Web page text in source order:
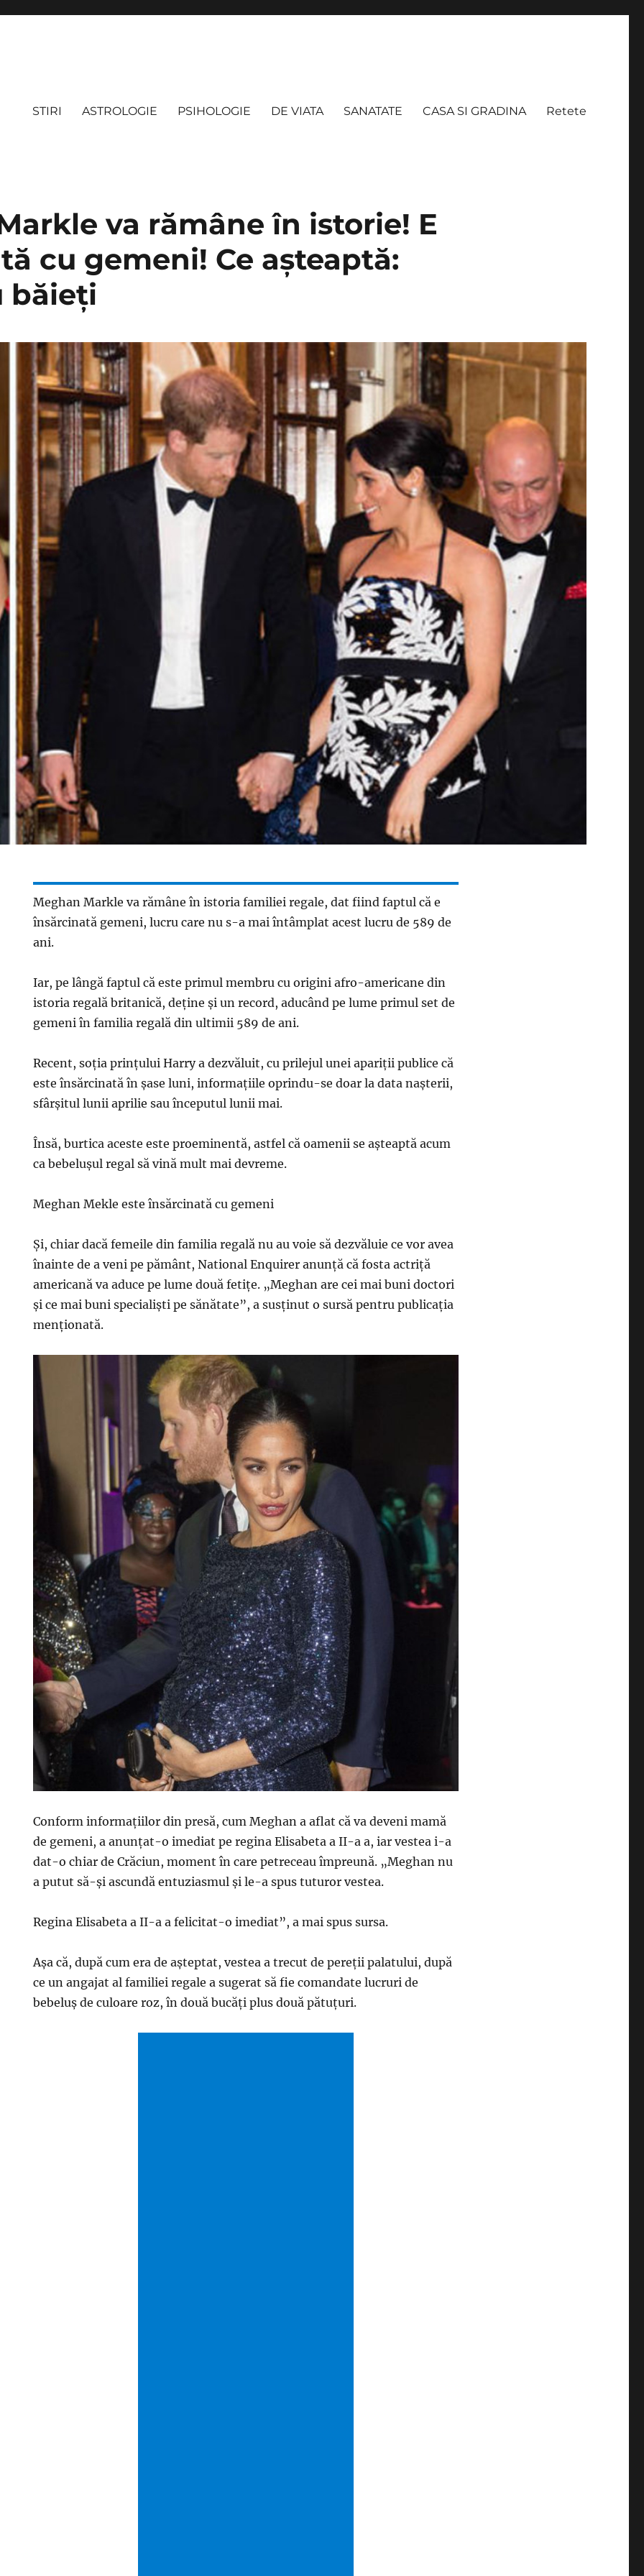
STIRI ASTROLOGIE PSIHOLOGIE DE VIATA SANATATE CASA SI GRADINA Retete
va rămâne în istorie! E
cu gemeni! Ce așteaptă:
băieți
Meghan Markle va rămâne în istoria familiei regale, dat fiind faptul că e
însărcinată gemeni, lucru care nu s-a mai întâmplat acest lucru de 589 de
ani.
Iar, pe lângă faptul că este primul membru cu origini afro-americane din
istoria regală britanică, deține și un record, aducând pe lume primul set de
gemeni în familia regală din ultimii 589 de ani.
Recent, soția prințului Harry a dezvăluit, cu prilejul unei apariții publice că
este însărcinată în șase luni, informațiile oprindu-se doar la data nașterii,
sfârșitul lunii aprilie sau începutul lunii mai.
Însă, burtica aceste este proeminentă, astfel că oamenii se așteaptă acum
ca bebelușul regal să vină mult mai devreme.
Meghan Mekle este însărcinată cu gemeni
Și, chiar dacă femeile din familia regală nu au voie să dezvăluie ce vor avea
înainte de a veni pe pământ, National Enquirer anunță că fosta actriță
americană va aduce pe lume două fetițe. „Meghan are cei mai buni doctori
și ce mai buni specialiști pe sănătate”, a susținut o sursă pentru publicația
menționată.
Conform informațiilor din presă, cum Meghan a aflat că va deveni mamă
de gemeni, a anunțat-o imediat pe regina Elisabeta a II-a a, iar vestea i-a
dat-o chiar de Crăciun, moment în care petreceau împreună. „Meghan nu
a putut să-și ascundă entuziasmul și le-a spus tuturor vestea.
Regina Elisabeta a II-a a felicitat-o imediat”, a mai spus sursa.
Așa că, după cum era de așteptat, vestea a trecut de pereții palatului, după
ce un angajat al familiei regale a sugerat să fie comandate lucruri de
bebeluș de culoare roz, în două bucăți plus două pătuțuri.